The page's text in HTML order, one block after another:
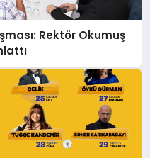
Rektör Okumuş